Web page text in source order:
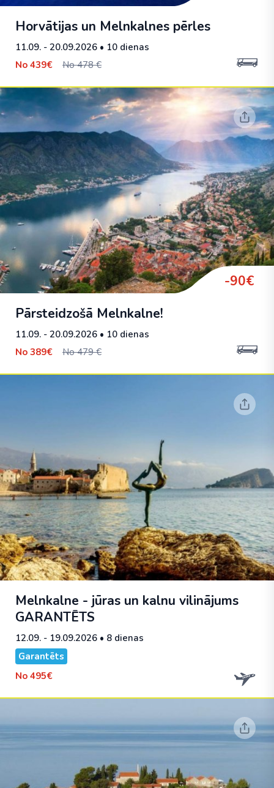
Horvātijas un Melnkalnes pērles
11.09. - 20.09.2026 • 10 dienas
No 439€ No 478 €
-90€
Pārsteidzošā Melnkalne!
11.09. - 20.09.2026 • 10 dienas
No 389€ No 479 €
Melnkalne - jūras un kalnu vilinājums
GARANTĒTS
12.09. - 19.09.2026 • 8 dienas
Garantēts
No 495€